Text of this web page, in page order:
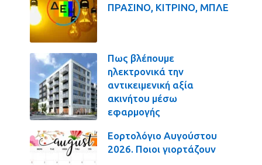
ΠΡΑΣΙΝΟ, ΚΙΤΡΙΝΟ, ΜΠΛΕ
Πως βλέπουμε
ηλεκτρονικά την
αντικειμενική αξία
ακινήτου μέσω
εφαρμογής
Εορτολόγιο Αυγούστου
2026. Ποιοι γιορτάζουν